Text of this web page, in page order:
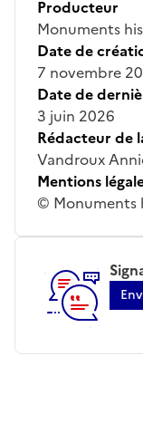
Producteur
Monuments
Date de
7 novembre
Date de
3 juin 2026
Rédacteur de
Vandroux
Mentions
© Monuments